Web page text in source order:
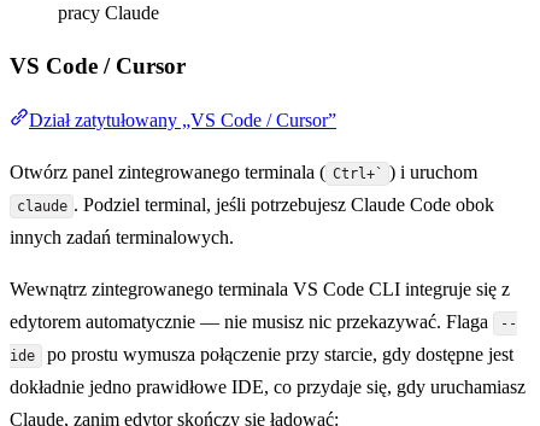
pracy Claude
VS Code / Cursor
Dział zatytułowany „VS Code / Cursor”
Otwórz panel zintegrowanego terminala ( Ctrl+` ) i uruchom
claude . Podziel terminal, jeśli potrzebujesz Claude Code obok
innych zadań terminalowych.
Wewnątrz zintegrowanego terminala VS Code CLI integruje się z
edytorem automatycznie — nie musisz nic przekazywać. Flaga
--
ide
po prostu wymusza połączenie przy starcie, gdy dostępne jest
dokładnie jedno prawidłowe IDE, co przydaje się, gdy uruchamiasz
Claude, zanim edytor skończy się ładować: